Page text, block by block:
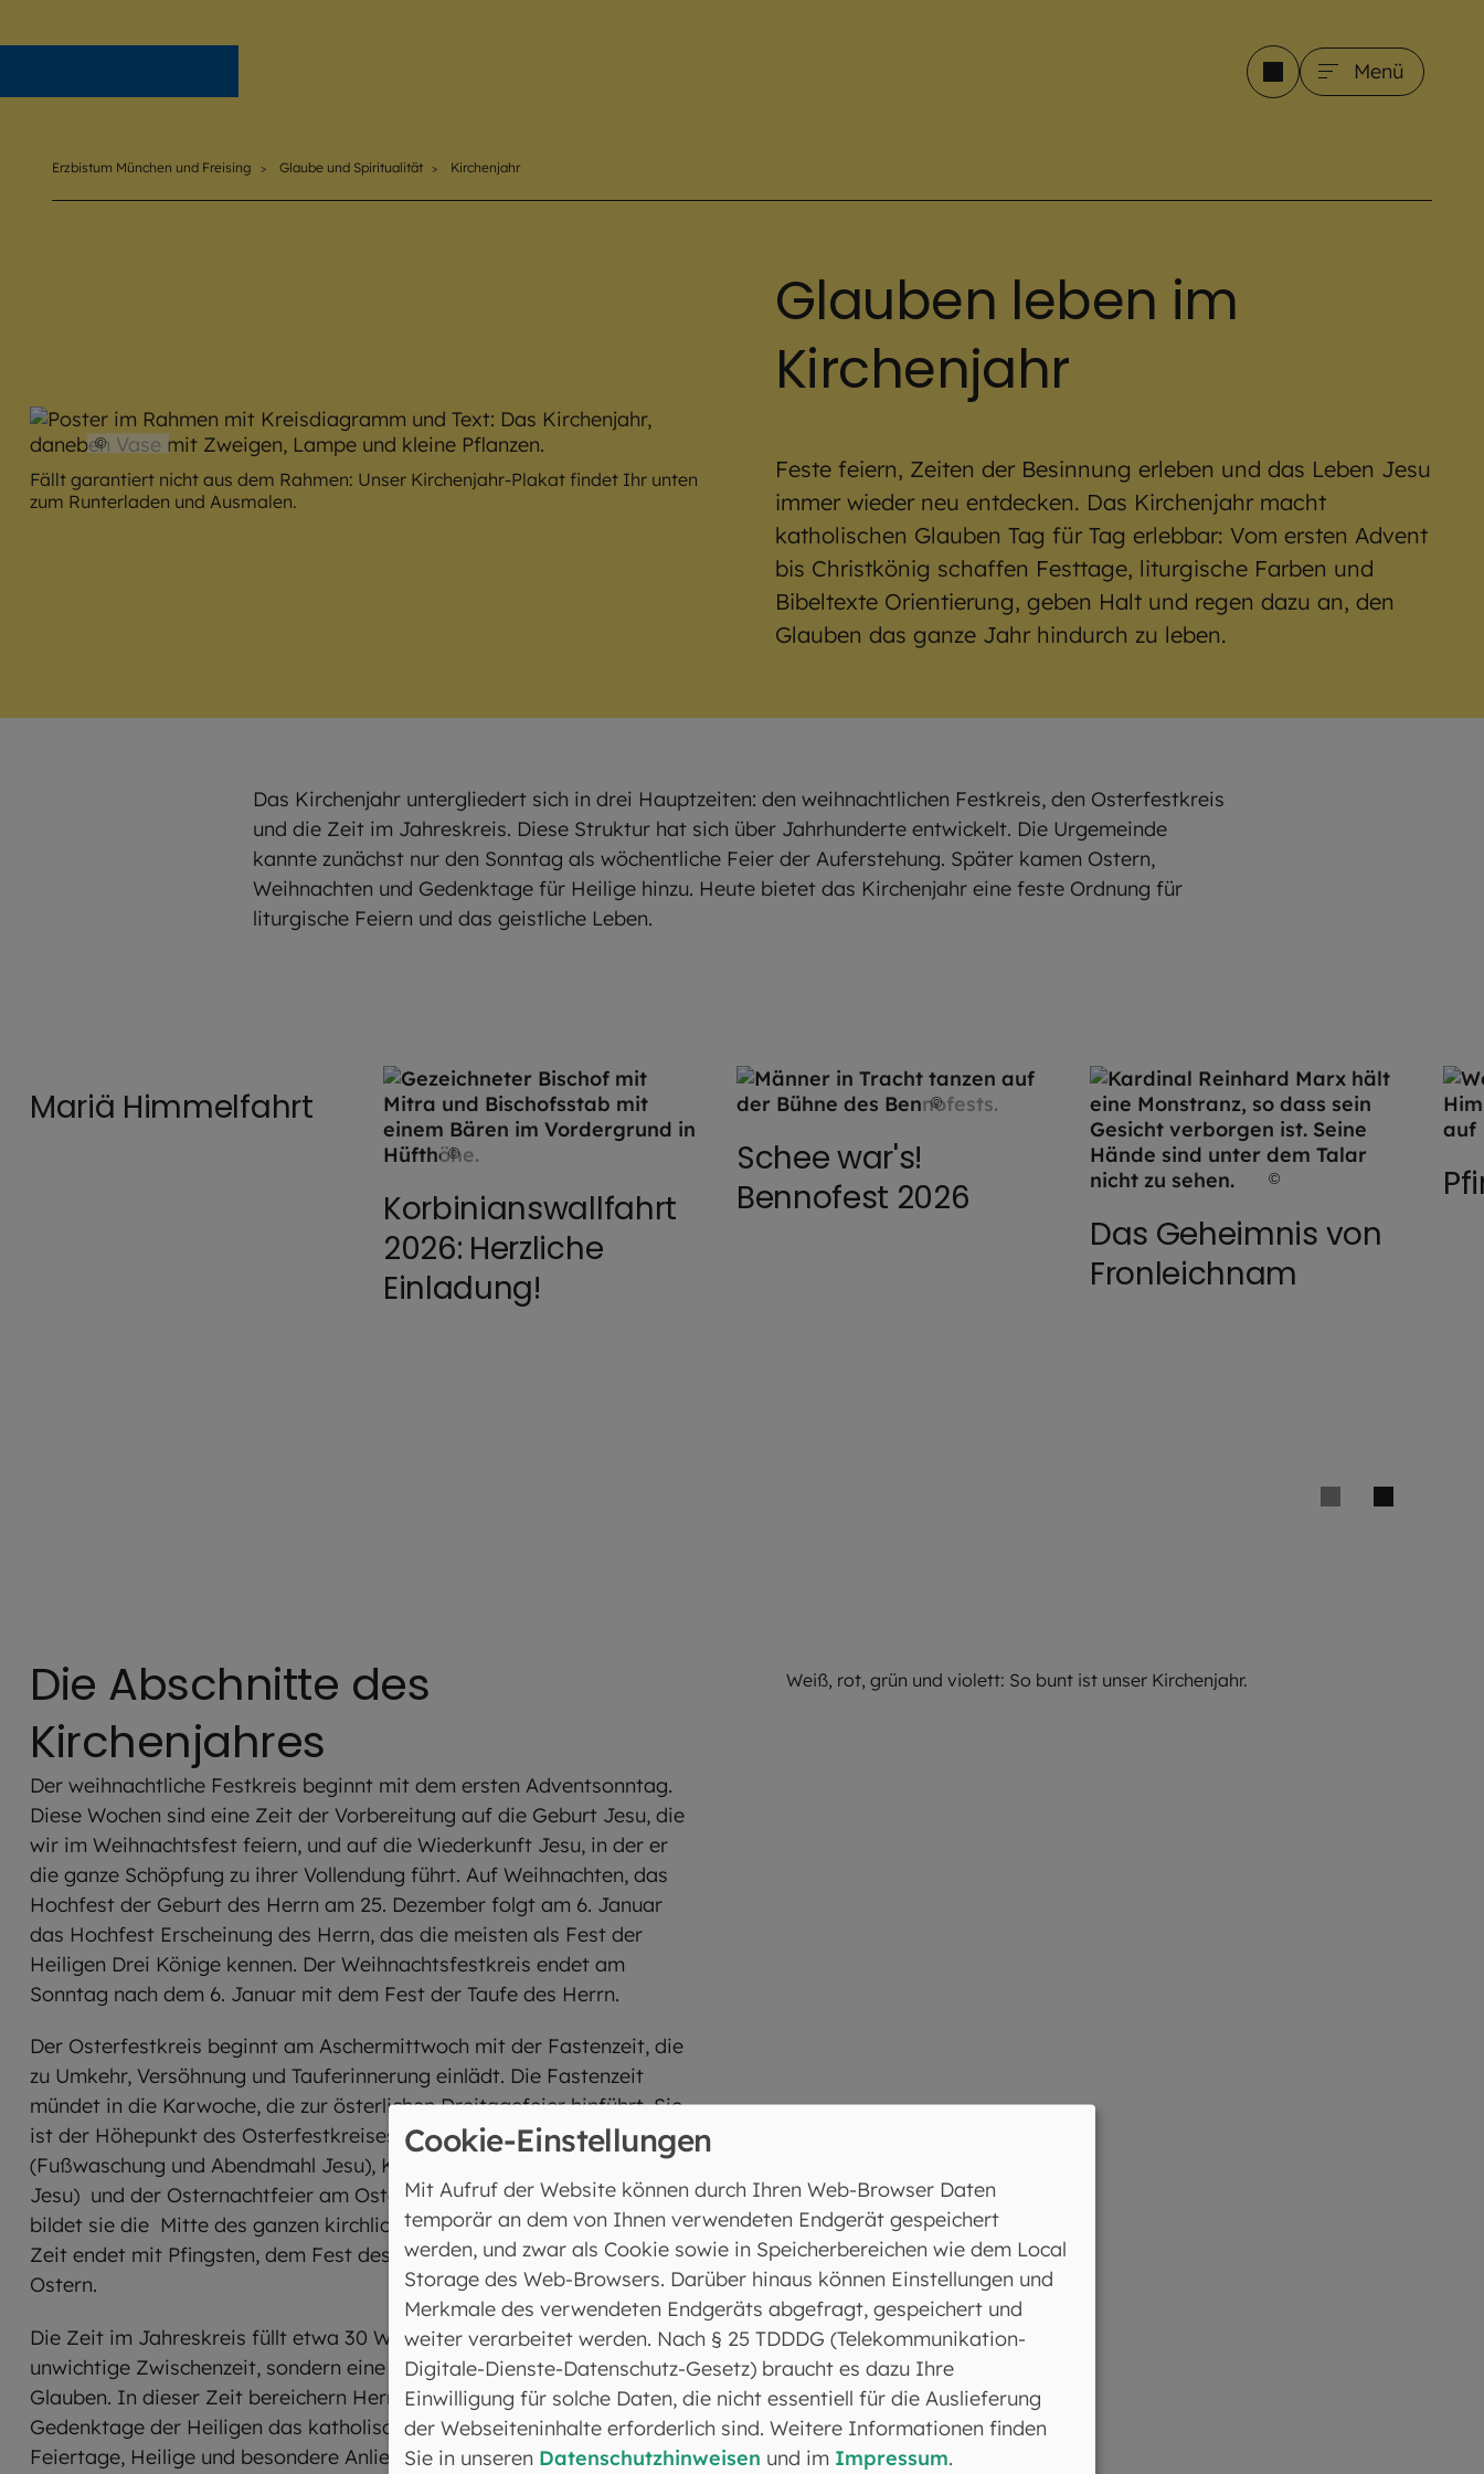
Menü
Erzbistum München und Freising Glaube und Spiritualität Kirchenjahr
© EOM
Fällt garantiert nicht aus dem Rahmen: Unser Kirchenjahr-Plakat findet Ihr unten
zum Runterladen und Ausmalen.
Glauben leben im
Kirchenjahr
Feste feiern, Zeiten der Besinnung erleben und das Leben Jesu
immer wieder neu entdecken. Das Kirchenjahr macht
katholischen Glauben Tag für Tag erlebbar: Vom ersten Advent
bis Christkönig schaffen Festtage, liturgische Farben und
Bibeltexte Orientierung, geben Halt und regen dazu an, den
Glauben das ganze Jahr hindurch zu leben.
Das Kirchenjahr untergliedert sich in drei Hauptzeiten: den weihnachtlichen Festkreis, den Osterfestkreis
und die Zeit im Jahreskreis. Diese Struktur hat sich über Jahrhunderte entwickelt. Die Urgemeinde
kannte zunächst nur den Sonntag als wöchentliche Feier der Auferstehung. Später kamen Ostern,
Weihnachten und Gedenktage für Heilige hinzu. Heute bietet das Kirchenjahr eine feste Ordnung für
liturgische Feiern und das geistliche Leben.
Mariä Himmelfahrt
©
Korbinianswallfahrt
2026: Herzliche
Einladung!
© Hendrik Steffens / EOM
Schee war's!
Bennofest 2026
© Robert Kiderle / EOM
Das Geheimnis von
Fronleichnam
Weiß, rot, grün und violett: So bunt ist unser Kirchenjahr.
Die Abschnitte des
Kirchenjahres
Der weihnachtliche Festkreis beginnt mit dem ersten Adventsonntag.
Diese Wochen sind eine Zeit der Vorbereitung auf die Geburt Jesu, die
wir im Weihnachtsfest feiern, und auf die Wiederkunft Jesu, in der er
die ganze Schöpfung zu ihrer Vollendung führt. Auf Weihnachten, das
Hochfest der Geburt des Herrn am 25. Dezember folgt am 6. Januar
das Hochfest Erscheinung des Herrn, das die meisten als Fest der
Heiligen Drei Könige kennen. Der Weihnachtsfestkreis endet am
Sonntag nach dem 6. Januar mit dem Fest der Taufe des Herrn.
Der Osterfestkreis beginnt am Aschermittwoch mit der Fastenzeit, die
zu Umkehr, Versöhnung und Tauferinnerung einlädt. Die Fastenzeit
mündet in die Karwoche, die zur österlichen Dreitagefeier hinführt. Sie
ist der Höhepunkt des Osterfestkreises: Mit Gründonnerstag
(Fußwaschung und Abendmahl Jesu), Karfreitag (Leiden und Sterben
Jesu) und der Osternachtfeier am Ostersonntag (Auferstehung Jesu)
bildet sie die Mitte des ganzen kirchlichen Herrenjahres. Die österliche
Zeit endet mit Pfingsten, dem Fest des Heiligen Geistes, 50 Tage nach
Ostern.
Die Zeit im Jahreskreis füllt etwa 30 Wochen des Jahres. Sie ist keine
unwichtige Zwischenzeit, sondern eine Phase des Wachstums im
Glauben. In dieser Zeit bereichern Herrenfeste, Marienfeste und
Gedenktage der Heiligen das katholische Glaubensleben.
Feiertage, Heilige und besondere Anliegen.
Cookie-Einstellungen
Mit Aufruf der Website können durch Ihren Web-Browser Daten
temporär an dem von Ihnen verwendeten Endgerät gespeichert
werden, und zwar als Cookie sowie in Speicherbereichen wie dem Local
Storage des Web-Browsers. Darüber hinaus können Einstellungen und
Merkmale des verwendeten Endgeräts abgefragt, gespeichert und
weiter verarbeitet werden. Nach § 25 TDDDG (Telekommunikation-
Digitale-Dienste-Datenschutz-Gesetz) braucht es dazu Ihre
Einwilligung für solche Daten, die nicht essentiell für die Auslieferung
der Webseiteninhalte erforderlich sind. Weitere Informationen finden
Sie in unseren Datenschutzhinweisen und im Impressum.